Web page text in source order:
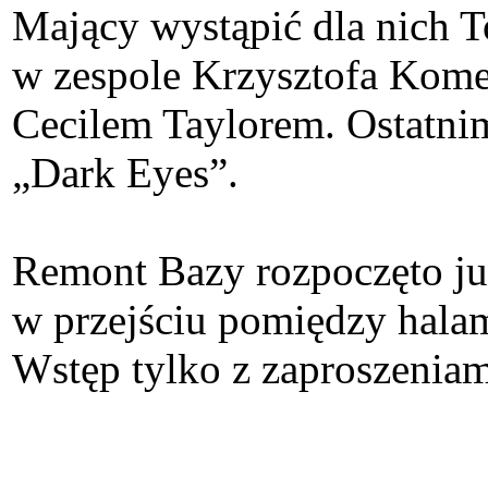
Mający wystąpić dla nich
w zespole Krzysztofa
Cecilem Taylorem.
„Dark Eyes”.
Remont Bazy rozpoczęto
w przejściu pomiędzy
Wstęp tylko z